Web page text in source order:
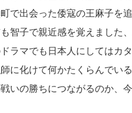
で出会った倭寇の王麻子を
智子で親近感を覚えました
ラマでも日本人にしてはカ
に化けて何かたくらんでい
いの勝ちにつながるのか、